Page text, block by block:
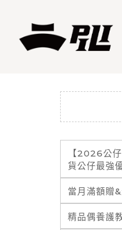
【2026公
貨公仔最強
當月滿額贈
精品偶養護